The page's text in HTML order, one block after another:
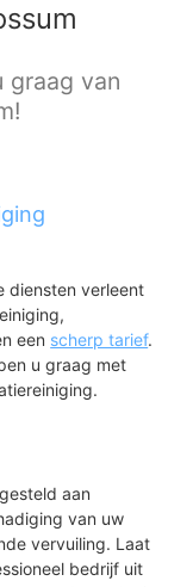
graag van
diensten verleent
een scherp tarief.
u graag met
aan
van uw
vervuiling. Laat
bedrijf uit